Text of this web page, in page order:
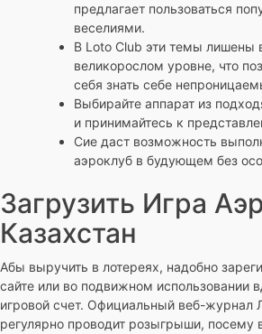
предлагает пользоваться
веселиями.
В Loto Club эти темы лишены
великорослом уровне, что
себя знать себе
Выбирайте аппарат из
и принимайтесь к
Сие даст возможность
аэроклуб в будующем без
Загрузить Игра
Казахстан
Абы выручить в лотереях, надобно
сайте или во подвижном использовании
игровой счет. Официальный веб-журнал
регулярно проводит розыгрыши, посему